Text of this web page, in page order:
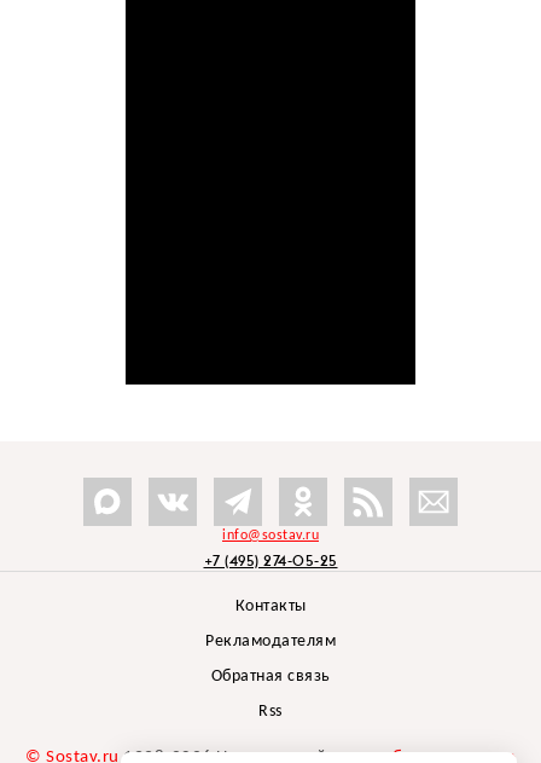
info@sostav.ru
+7 (495) 274-05-25
Контакты
Рекламодателям
Обратная связь
Rss
© Sostav.ru 1998-2026 Независимый проектбрендингового